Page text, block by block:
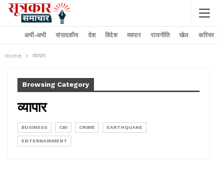
अभी-अभी संपादकीय देश विदेश व्यापार राजनीति खेल करियर
Home व्यापार
Browsing Category
व्यापार
BUSINESS CBI CRIME EARTHQUAKE
ENTERNAINMENT